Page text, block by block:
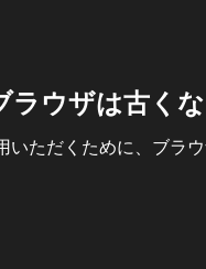
ラウザは古く
ただくために、ブラ